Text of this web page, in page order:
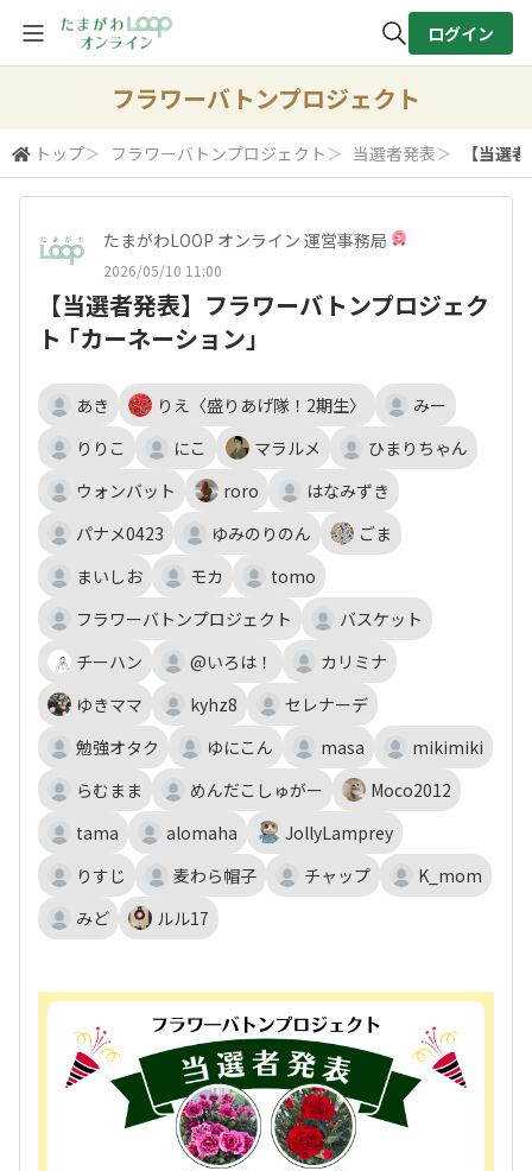
検索
ログイン
フラワーバトンプロジェクト
トップ＞ フラワーバトンプロジェクト ＞ 当選者発表＞ 【当選
たまがわLOOP オンライン 運営事務局
2026/05/10 11:00
【当選者発表】フラワーバトンプロジェク
ト ｢カーネーション｣
あき りえ〈盛りあげ隊！2期生〉
みー
りりこ
にこ マラルメ
ひまりちゃん
ウォンバット
roro
はなみずき
パナメ0423
ゆみのりのん
ごま
まいしお
モカ
tomo
フラワーバトンプロジェクト
バスケット
チーハン
@いろは！
カリミナ
ゆきママ
kyhz8
セレナーデ
勉強オタク
ゆにこん masa
mikimiki
らむまま
めんだこしゅがー
Moco2012
tama
alomaha
JollyLamprey
りすじ
麦わら帽子 チャップ
K_mom
みど
ルル17